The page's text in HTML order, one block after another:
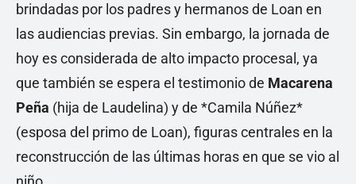
brindadas por los padres y hermanos de Loan en
las audiencias previas. Sin embargo, la jornada de
hoy es considerada de alto impacto procesal, ya
que también se espera el testimonio de Macarena
Peña (hija de Laudelina) y de *Camila Núñez*
(esposa del primo de Loan), figuras centrales en la
reconstrucción de las últimas horas en que se vio al